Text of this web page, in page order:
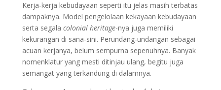
Kerja-kerja kebudayaan seperti itu jelas masih terbatas
dampaknya. Model pengelolaan kekayaan kebudayaan
serta segala colonial heritage-nya juga memiliki
kekurangan di sana-sini. Perundang-undangan sebagai
acuan kerjanya, belum sempurna sepenuhnya. Banyak
nomenklatur yang mesti ditinjau ulang, begitu juga
semangat yang terkandung di dalamnya.